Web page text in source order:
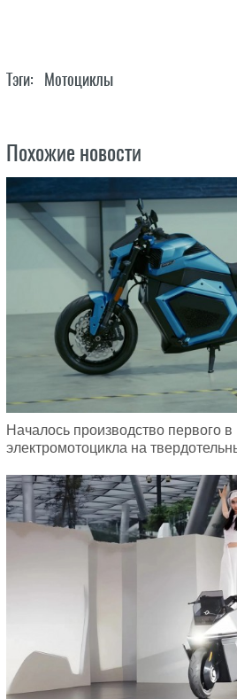
Тэги: Мотоциклы
Похожие новости
Началось производство первого
электромотоцикла на